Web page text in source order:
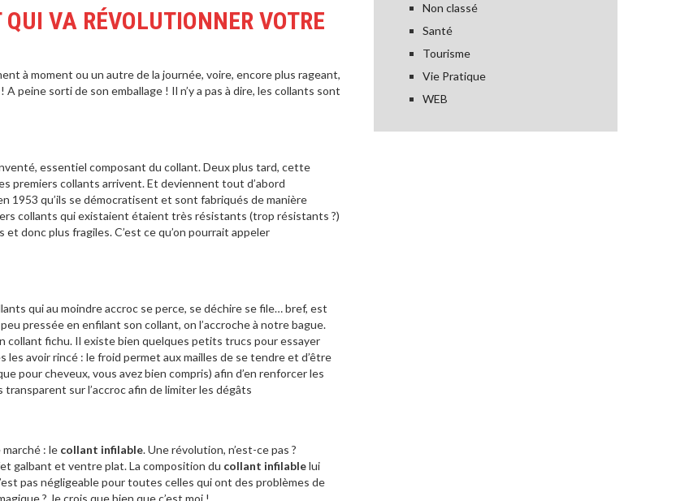
VA RÉVOLUTIONNER VOTRE
à moment ou un autre de la journée, voire, encore plus rageant,
peine sorti de son emballage ! Il n’y a pas à dire, les collants sont
essentiel composant du collant. Deux plus tard, cette
premiers collants arrivent. Et deviennent tout d’abord
1953 qu’ils se démocratisent et sont fabriqués de manière
collants qui existaient étaient très résistants (trop résistants ?)
donc plus fragiles. C’est ce qu’on pourrait appeler
qui au moindre accroc se perce, se déchire se file… bref, est
pressée en enfilant son collant, on l’accroche à notre bague.
collant fichu. Il existe bien quelques petits trucs pour essayer
les avoir rincé : le froid permet aux mailles de se tendre et d’être
pour cheveux, vous avez bien compris) afin d’en renforcer les
sur l’accroc afin de limiter les dégâts
: le collant infilable. Une révolution, n’est-ce pas ?
galbant et ventre plat. La composition du collant infilablelui
pas négligeable pour toutes celles qui ont des problèmes de
? Je crois que bien que c’est moi !
Non classé
Santé
Tourisme
Vie Pratique
WEB